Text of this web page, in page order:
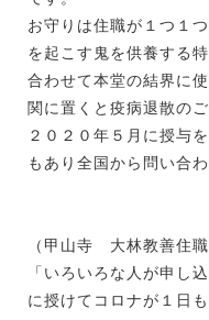
お守りは住職が１つ１
を起こす鬼を供養する
合わせて本堂の結界に
関に置くと疫病退散の
２０２０年５月に授与
もあり全国から問い合
（甲山寺 大林教善住職
「いろいろな人が申し
に授けてコロナが１日